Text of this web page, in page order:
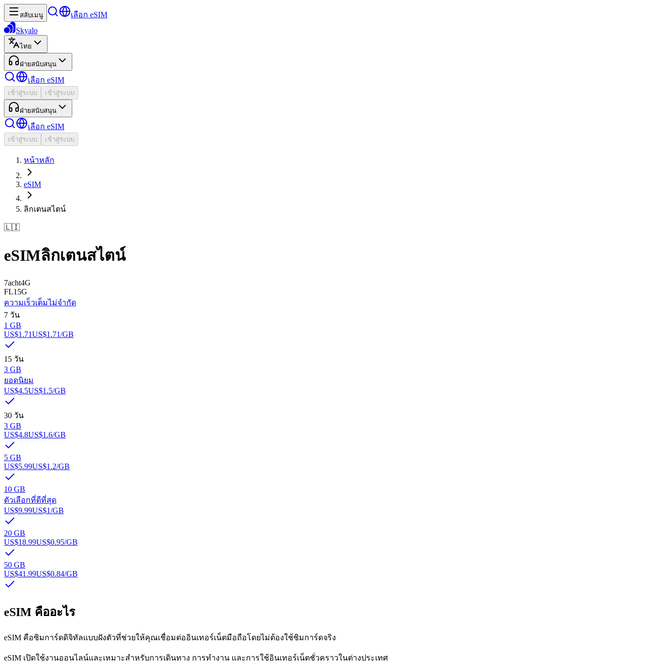
สลับเมนู
เลือก eSIM
Skyalo
ไทย
ฝ่ายสนับสนุน
เลือก eSIM
เข้าสู่ระบบ เข้าสู่ระบบ
ฝ่ายสนับสนุน
เลือก eSIM
เข้าสู่ระบบ เข้าสู่ระบบ
หน้าหลัก
eSIM
ลิกเตนสไตน์
🇱🇮
eSIMลิกเตนสไตน์
7acht4G
FL1 5G
ความเร็วเต็มไม่จำกัด
7 วัน
1 GB
US$1.71US$1.71/GB
15 วัน
3 GB
ยอดนิยม
US$4.5US$1.5/GB
30 วัน
3 GB
US$4.8US$1.6/GB
5 GB
US$5.99US$1.2/GB
10 GB
ตัวเลือกที่ดีที่สุด
US$9.99US$1/GB
20 GB
US$18.99US$0.95/GB
50 GB
US$41.99US$0.84/GB
eSIM คืออะไร
eSIM คือซิมการ์ดดิจิทัลแบบฝังตัวที่ช่วยให้คุณเชื่อมต่ออินเทอร์เน็ตมือถือโดยไม่ต้องใช้ซิมการ์ดจริง
eSIM เปิดใช้งานออนไลน์และเหมาะสำหรับการเดินทาง การทำงาน และการใช้อินเทอร์เน็ตชั่วคราวในต่างประเทศ